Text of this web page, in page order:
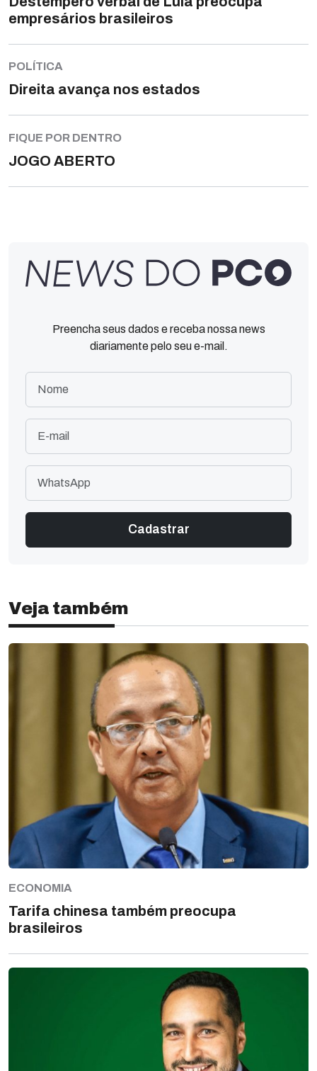
empresários brasileiros
POLÍTICA
Direita avança nos estados
FIQUE POR DENTRO
JOGO ABERTO
Preencha seus dados e receba nossa news
diariamente pelo seu e-mail.
Veja também
ECONOMIA
Tarifa chinesa também preocupa
brasileiros